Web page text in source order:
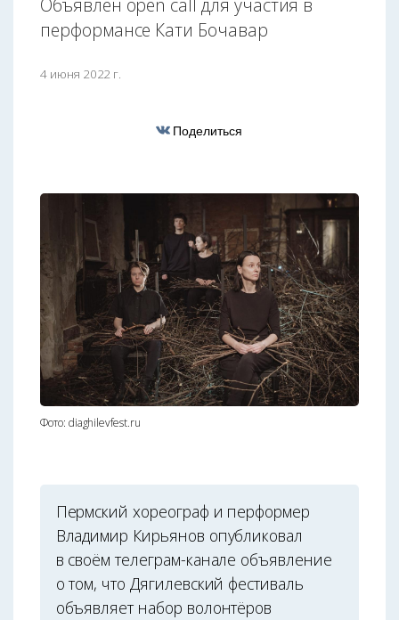
Объявлен open call для участия в
перформансе Кати Бочавар
4 июня 2022 г.
Поделиться
Фото: diaghilevfest.ru
Пермский хореограф и перформер
Владимир Кирьянов опубликовал
в своём телеграм-канале объявление
о том, что Дягилевский фестиваль
объявляет набор волонтёров